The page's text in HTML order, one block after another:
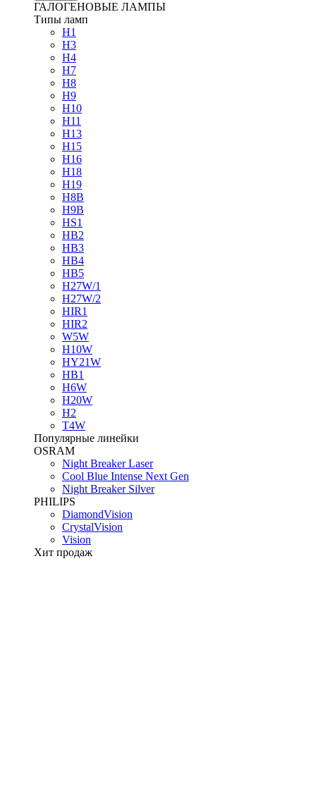
ГАЛОГЕНОВЫЕ ЛАМПЫ
Типы ламп
H1
H3
H4
H7
H8
H9
H10
H11
H13
H15
H16
H18
H19
H8B
H9B
HS1
HB2
HB3
HB4
HB5
H27W/1
H27W/2
HIR1
HIR2
W5W
H10W
HY21W
HB1
H6W
H20W
H2
T4W
Популярные линейки
OSRAM
Night Breaker Laser
Cool Blue Intense Next Gen
Night Breaker Silver
PHILIPS
DiamondVision
CrystalVision
Vision
Хит продаж